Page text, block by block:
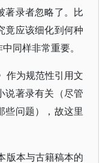
著录者忽略了。比
竟应该细化到何种
同样非常重要。
作为规范性引用文
说著录有关（尽管
些问题），故这里
版本与古籍稿本的